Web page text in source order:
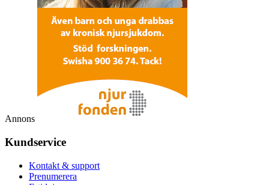
Annons
Kundservice
Kontakt & support
Prenumerera